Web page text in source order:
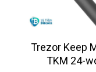
Trezor Keep
TKM 24-